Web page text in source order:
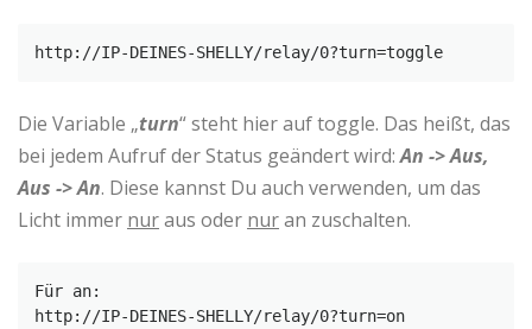
http://IP-DEINES-SHELLY/relay/0?turn=toggle
Die Variable „turn“ steht hier auf toggle. Das heißt, das
bei jedem Aufruf der Status geändert wird:An -> Aus,
Aus -> An. Diese kannst Du auch verwenden, um das
Licht immer nuraus oder nuran zuschalten.
Für an:
http://IP-DEINES-SHELLY/relay/0?turn=on